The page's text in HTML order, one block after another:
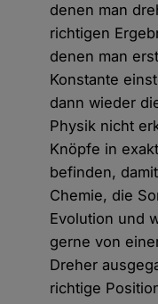
denen man
richtigen
denen man
Konstante
dann wieder
Physik nicht
Knöpfe in
befinden,
Chemie, die
Evolution und
gerne von
Dreher
richtige